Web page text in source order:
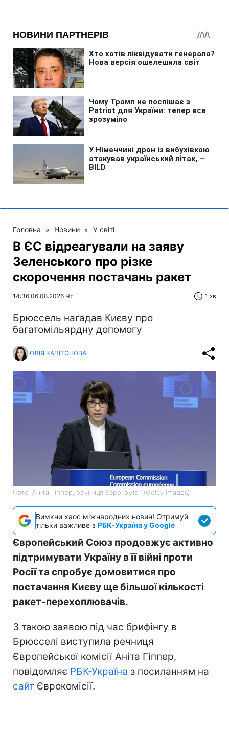
Головна » Новини » У світі
В ЄС відреагували на заяву
Зеленського про різке
скорочення постачань ракет
14:36 06.08.2026 Чт 1 хв
Брюссель нагадав Києву про
багатомільярдну допомогу
ЮЛІЯ КАПІТОНОВА
Фото: Аніта Гіппер, речниця Єврокомісії (Getty Images)
Вимкни хаос міжнародних новин! Отримуй
тільки важливе з РБК-Україна у Google
Європейський Союз продовжує активно
підтримувати Україну в її війні проти
Росії та спробує домовитися про
постачання Києву ще більшої кількості
ракет-перехоплювачів.
З такою заявою під час брифінгу в
Брюсселі виступила речниця
Європейської комісії Аніта Гіппер,
повідомляє РБК-Україна з посиланням на
сайт Єврокомісії.